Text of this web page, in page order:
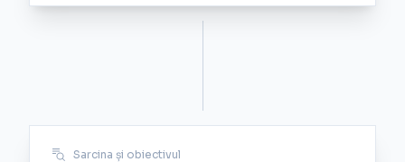
Sarcina și obiectivul